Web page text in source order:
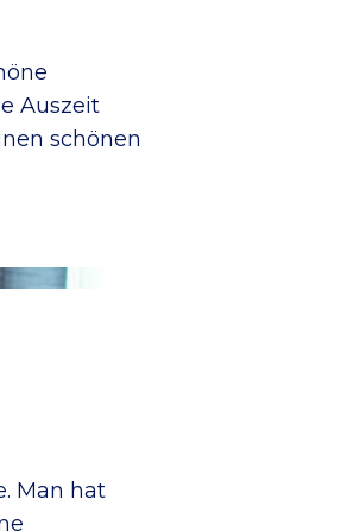
Auszeit
schönen
Man hat